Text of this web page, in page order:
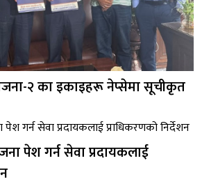
२ का इकाइहरू नेप्सेमा सूचीकृत
पेश गर्न सेवा प्रदायकलाई